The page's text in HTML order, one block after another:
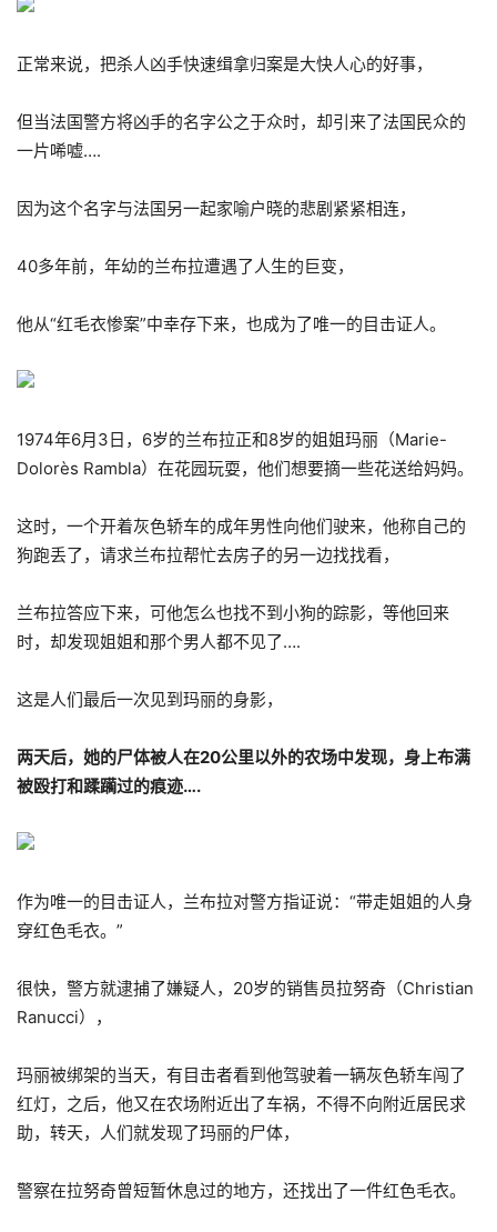
正常来说，把杀人凶手快速缉拿归案是大快人心的好事，
但当法国警方将凶手的名字公之于众时，却引来了法国民众的
一片唏嘘….
因为这个名字与法国另一起家喻户晓的悲剧紧紧相连，
40多年前，年幼的兰布拉遭遇了人生的巨变，
他从“红毛衣惨案”中幸存下来，也成为了唯一的目击证人。
1974年6月3日，6岁的兰布拉正和8岁的姐姐玛丽（Marie-
Dolorès Rambla）在花园玩耍，他们想要摘一些花送给妈妈。
这时，一个开着灰色轿车的成年男性向他们驶来，他称自己的
狗跑丢了，请求兰布拉帮忙去房子的另一边找找看，
兰布拉答应下来，可他怎么也找不到小狗的踪影，等他回来
时，却发现姐姐和那个男人都不见了….
这是人们最后一次见到玛丽的身影，
两天后，她的尸体被人在20公里以外的农场中发现，身上布满
被殴打和蹂躏过的痕迹….
作为唯一的目击证人，兰布拉对警方指证说：“带走姐姐的人身
穿红色毛衣。”
很快，警方就逮捕了嫌疑人，20岁的销售员拉努奇（Christian
Ranucci），
玛丽被绑架的当天，有目击者看到他驾驶着一辆灰色轿车闯了
红灯，之后，他又在农场附近出了车祸，不得不向附近居民求
助，转天，人们就发现了玛丽的尸体，
警察在拉努奇曾短暂休息过的地方，还找出了一件红色毛衣。